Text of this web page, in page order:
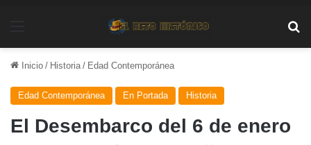
Inicio / Historia / Edad Contemporánea
Edad Contemporánea En Portada Historia
El Desembarco del 6 de enero